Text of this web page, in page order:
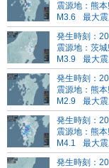
震源地：熊
M3.6
最大
発生時刻：
震源地：茨
M3.9
最大
発生時刻：
震源地：熊
M2.9
最大
発生時刻：
震源地：熊
M4.1
最大
発生時刻：